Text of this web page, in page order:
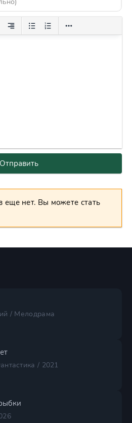
Отправить
еще нет. Вы можете стать
/ Мелодрама
/ 2021